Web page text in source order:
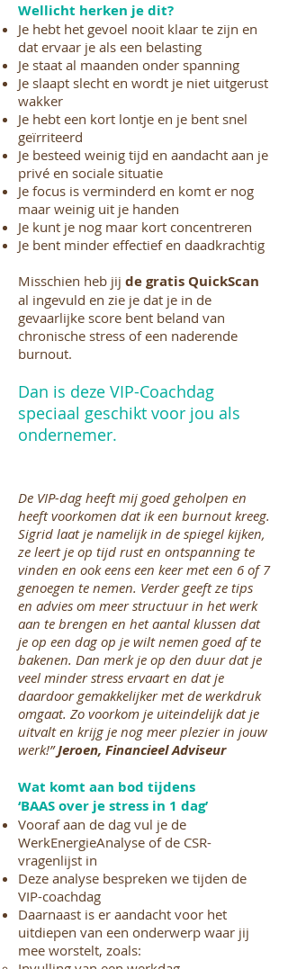
Wellicht herken je dit?
Je hebt het gevoel nooit klaar te zijn en
dat ervaar je als een belasting
Je staat al maanden onder spanning
Je slaapt slecht en wordt je niet uitgerust
wakker
Je hebt een kort lontje en je bent snel
geïrriteerd
Je besteed weinig tijd en aandacht aan je
privé en sociale situatie
Je focus is verminderd en komt er nog
maar weinig uit je handen
Je kunt je nog maar kort concentreren
Je bent minder effectief en daadkrachtig
Misschien heb jij de gratis QuickScan
al ingevuld en zie je dat je in de
gevaarlijke score bent beland van
chronische stress of een naderende
burnout.
Dan is deze VIP-Coachdag
speciaal geschikt voor jou als
ondernemer.
De VIP-dag heeft mij goed geholpen en
heeft voorkomen dat ik een burnout kreeg.
Sigrid laat je namelijk in de spiegel kijken,
ze leert je op tijd rust en ontspanning te
vinden en ook eens een keer met een 6 of 7
genoegen te nemen. Verder geeft ze tips
en advies om meer structuur in het werk
aan te brengen en het aantal klussen dat
je op een dag op je wilt nemen goed af te
bakenen. Dan merk je op den duur dat je
veel minder stress ervaart en dat je
daardoor gemakkelijker met de werkdruk
omgaat. Zo voorkom je uiteindelijk dat je
uitvalt en krijg je nog meer plezier in jouw
werk!”Jeroen, Financieel Adviseur
Wat komt aan bod tijdens
‘BAAS over je stress in 1 dag’
Vooraf aan de dag vul je de
WerkEnergieAnalyse of de CSR-
vragenlijst in
Deze analyse bespreken we tijden de
VIP-coachdag
Daarnaast is er aandacht voor het
uitdiepen van een onderwerp waar jij
mee worstelt, zoals: